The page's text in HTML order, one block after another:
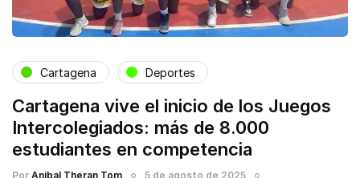
Cartagena Deportes
Cartagena vive el inicio de los Juegos
Intercolegiados: más de 8.000
estudiantes en competencia
Por Anibal Theran Tom 5 de agosto de 2025